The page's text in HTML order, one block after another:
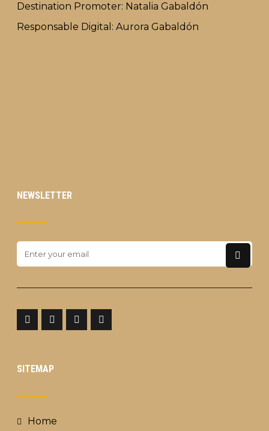
Destination Promoter: Natalia Gabaldón
Responsable Digital: Aurora Gabaldón
NEWSLETTER
SITEMAP
Home